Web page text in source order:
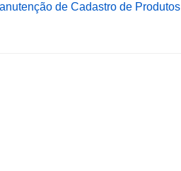
de Cadastro de Produtos